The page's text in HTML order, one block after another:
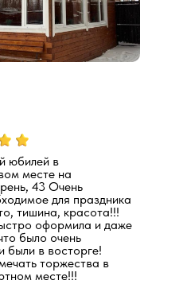
юбилей в
месте на
43 Очень
для праздника
тишина, красота!!!
оформила и даже
было очень
были в восторге!
торжества в
месте!!!